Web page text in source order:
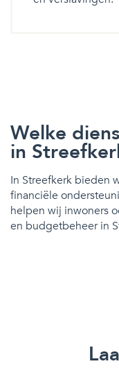
Welke
in
In Streefkerk bieden
financiële
helpen wij inwoners
en budgetbeheer in